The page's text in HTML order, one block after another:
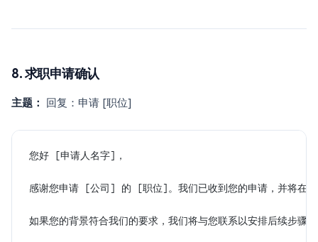
8. 求职申请确认
主题： 回复：申请 [职位]
您好 [申请人名字]，
感谢您申请 [公司] 的 [职位]。我们已收到您的申请，并将在
如果您的背景符合我们的要求，我们将与您联系以安排后续步骤。